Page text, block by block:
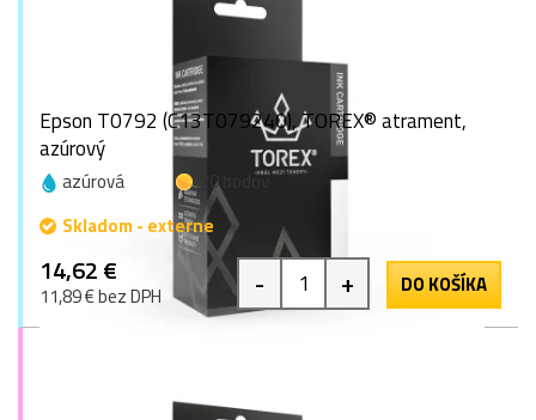
Epson T0792 (C13T079240), TOREX® atrament,
azúrový
azúrová
20 bodov
Skladom - externe
14,62 €
11,89 € bez DPH - + DO KOŠÍKA